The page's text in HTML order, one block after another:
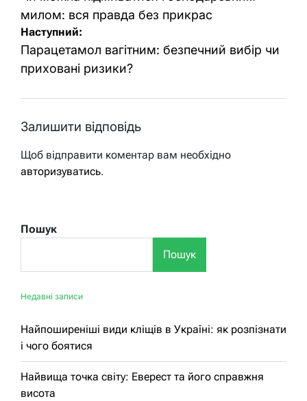
милом: вся правда без прикрас
Наступний:
Парацетамол вагітним: безпечний вибір чи
приховані ризики?
Залишити відповідь
Щоб відправити коментар вам необхідно
авторизуватись.
Пошук
Пошук
Недавні записи
Найпоширеніші види кліщів в Україні: як розпізнати
і чого боятися
Найвища точка світу: Еверест та його справжня
висота